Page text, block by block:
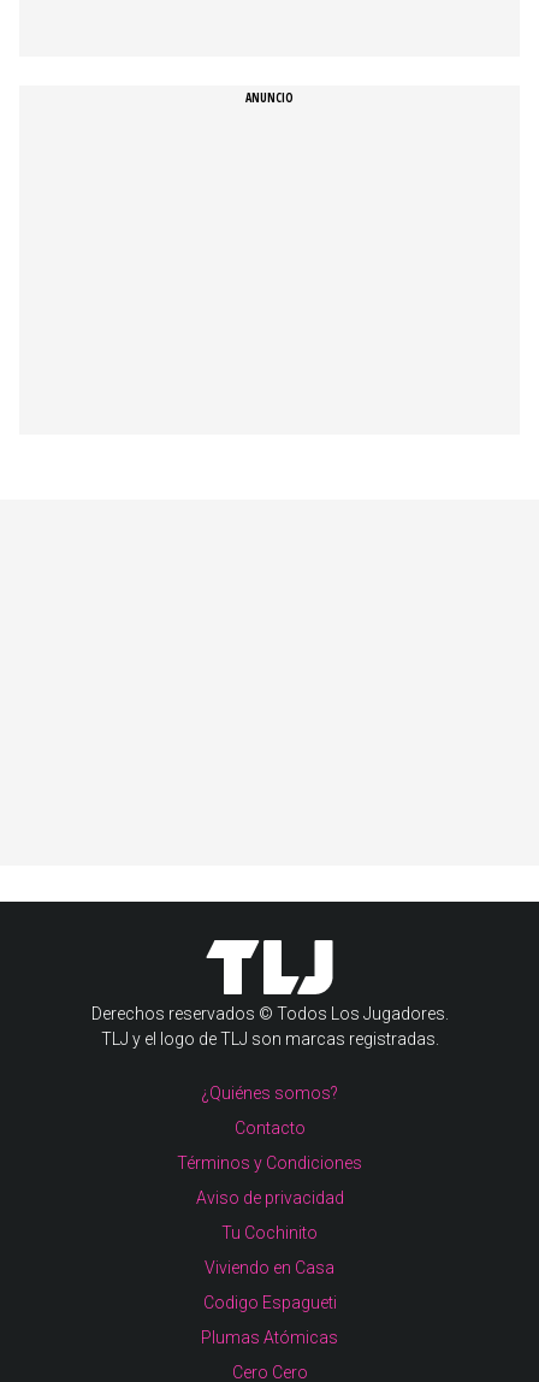
Derechos reservados © Todos Los Jugadores.
TLJ y el logo de TLJ son marcas registradas.
¿Quiénes somos?
Contacto
Términos y Condiciones
Aviso de privacidad
Tu Cochinito
Viviendo en Casa
Codigo Espagueti
Plumas Atómicas
Cero Cero